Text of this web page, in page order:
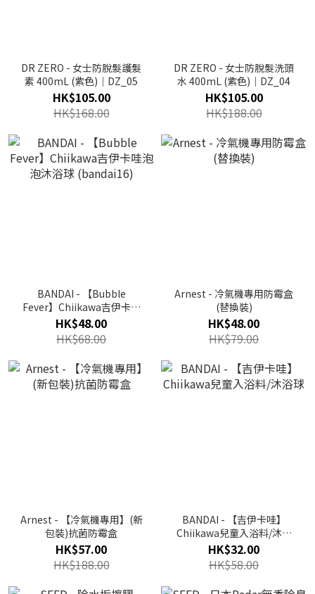
DR ZERO - 女士防脫髮護髮
素 400mL (紫色)｜DZ_05
HK$105.00
HK$168.00
DR ZERO - 女士防脫髮洗頭
水 400mL (紫色)｜DZ_04
HK$105.00
HK$188.00
BANDAI - 【Bubble
Fever】Chiikawa吉伊卡哇
泡泡沐浴球 (bandai16)
HK$48.00
HK$68.00
Arnest - 冷氣機專用防霉盒
(替換裝)
HK$48.00
HK$79.00
Arnest - 【冷氣機專用】(新
包裝)抗菌防霉盒
HK$57.00
HK$188.00
BANDAI - 【吉伊卡哇】
Chiikawa兒童入浴料/沐浴
球
HK$32.00
HK$58.00